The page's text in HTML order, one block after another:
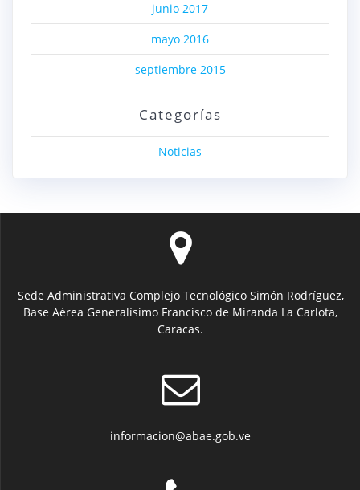
junio 2017
mayo 2016
septiembre 2015
Categorías
Noticias
Sede Administrativa Complejo Tecnológico Simón Rodríguez,
Base Aérea Generalísimo Francisco de Miranda La Carlota,
Caracas.
informacion@abae.gob.ve